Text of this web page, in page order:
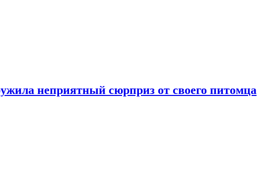
неприятный сюрприз от своего питомца